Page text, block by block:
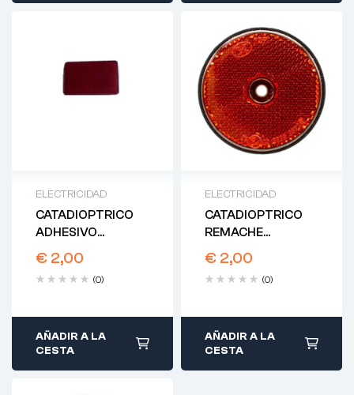
ELECTRICIDAD
CATADIOPTRICO
ADHESIVO
RECTANGULAR
ROJO
€ 2,00
(0)
AÑADIR A LA
CESTA
ELECTRICIDAD
CATADIOPTRICO
REMACHE
REDONDO ROJO
60MM
€ 2,00
(0)
AÑADIR A LA
CESTA